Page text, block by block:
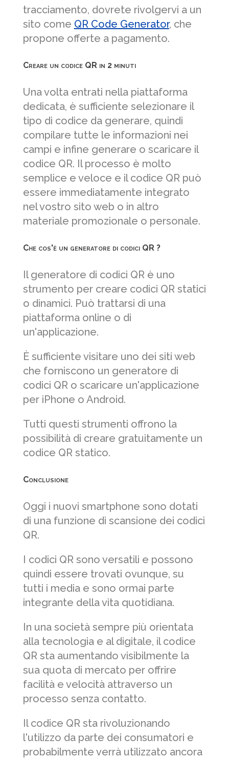
tracciamento, dovrete rivolgervi a un
sito come QR Code Generator, che
propone offerte a pagamento.
Creare un codice QR in 2 minuti
Una volta entrati nella piattaforma
dedicata, è sufficiente selezionare il
tipo di codice da generare, quindi
compilare tutte le informazioni nei
campi e infine generare o scaricare il
codice QR. Il processo è molto
semplice e veloce e il codice QR può
essere immediatamente integrato
nel vostro sito web o in altro
materiale promozionale o personale.
Che cos'è un generatore di codici QR ?
Il generatore di codici QR è uno
strumento per creare codici QR statici
o dinamici. Può trattarsi di una
piattaforma online o di
un'applicazione.
È sufficiente visitare uno dei siti web
che forniscono un generatore di
codici QR o scaricare un'applicazione
per iPhone o Android.
Tutti questi strumenti offrono la
possibilità di creare gratuitamente un
codice QR statico.
Conclusione
Oggi i nuovi smartphone sono dotati
di una funzione di scansione dei codici
QR.
I codici QR sono versatili e possono
quindi essere trovati ovunque, su
tutti i media e sono ormai parte
integrante della vita quotidiana.
In una società sempre più orientata
alla tecnologia e al digitale, il codice
QR sta aumentando visibilmente la
sua quota di mercato per offrire
facilità e velocità attraverso un
processo senza contatto.
Il codice QR sta rivoluzionando
l'utilizzo da parte dei consumatori e
probabilmente verrà utilizzato ancora